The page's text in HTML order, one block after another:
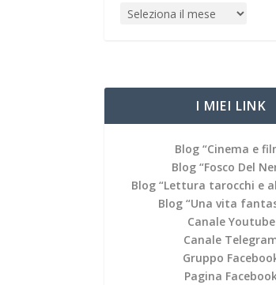
I MIEI LINK
Blog “Cinema e
Blog “Fosco Del
Blog “Lettura tarocchi e
Blog “Una vita
Canale Youtube
Canale
Gruppo
Pagina